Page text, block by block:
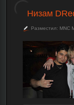
Низам
Разместил: MNC